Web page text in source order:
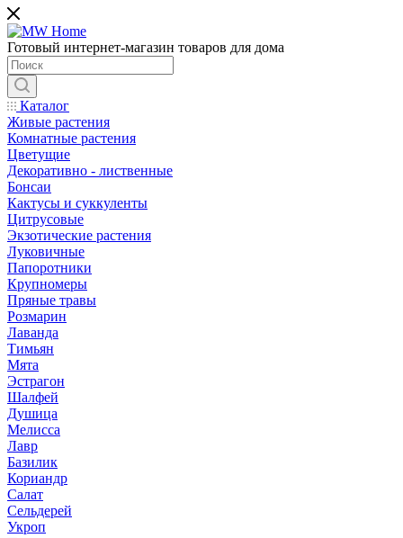
Готовый интернет-магазин товаров для дома
Каталог
Живые растения
Комнатные растения
Цветущие
Декоративно - лиственные
Бонсаи
Кактусы и суккуленты
Цитрусовые
Экзотические растения
Луковичные
Папоротники
Крупномеры
Пряные травы
Розмарин
Лаванда
Тимьян
Мята
Эстрагон
Шалфей
Душица
Мелисса
Лавр
Базилик
Кориандр
Салат
Сельдерей
Укроп